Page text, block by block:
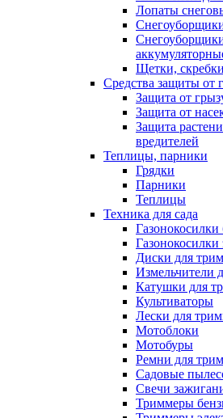
Лопаты
Щетки,
Средства защиты от
Защита от
Защита от
Защита
вредителей
Теплицы, парники
Грядки
Парники
Теплицы
Техника для сада
Газонокосилки
Диски для
Измельчители
Катушки для
Культиваторы
Лески для
Мотоблоки
Мотобуры
Ремни для
Садовые
Свечи
Триммеры